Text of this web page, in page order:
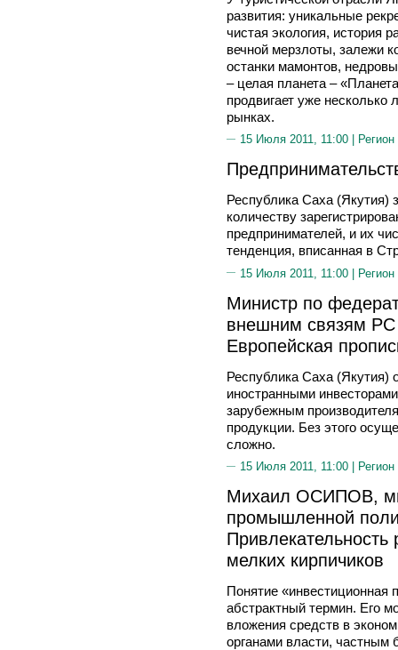
развития: уникальные
чистая экология, история
вечной мерзлоты, залежи
останки мамонтов,
– целая планета –
продвигает уже
рынках.
15 Июля 2011, 11:00 |
Республика Саха (Якутия)
количеству
предпринимателей, и их
тенденция, вписанная в
15 Июля 2011, 11:00 | Регион
Министр по
внешним связям
Европейская
Республика Саха (Якутия)
иностранными
зарубежным
продукции. Без этого
сложно.
15 Июля 2011, 11:00 |
Михаил ОСИПОВ,
промышленной
Привлекательность
мелких кирпичиков
Понятие «инвестиционная
абстрактный термин. Его
вложения средств в
органами власти, частным